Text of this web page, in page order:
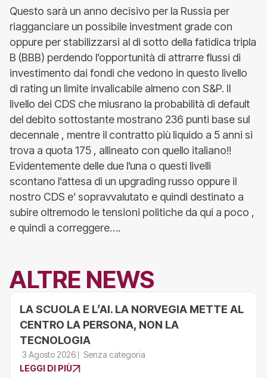
Questo sarà un anno decisivo per la Russia per
riagganciare un possibile investment grade con
oppure per stabilizzarsi al di sotto della fatidica tripla
B (BBB) perdendo l’opportunità di attrarre flussi di
investimento dai fondi che vedono in questo livello
di rating un limite invalicabile almeno con S&P. Il
livello dei CDS che miusrano la probabilità di default
del debito sottostante mostrano 236 punti base sul
decennale , mentre il contratto più liquido a 5 anni si
trova a quota 175 , allineato con quello italiano!!
Evidentemente delle due l’una o questi livelli
scontano l’attesa di un upgrading russo oppure il
nostro CDS e’ sopravvalutato e quindi destinato a
subire oltremodo le tensioni politiche da qui a poco ,
e quindi a correggere….
ALTRE NEWS
LA SCUOLA E L’AI. LA NORVEGIA METTE AL
CENTRO LA PERSONA, NON LA
TECNOLOGIA
3 Agosto 2026
Senza categoria
LEGGI DI PIÙ